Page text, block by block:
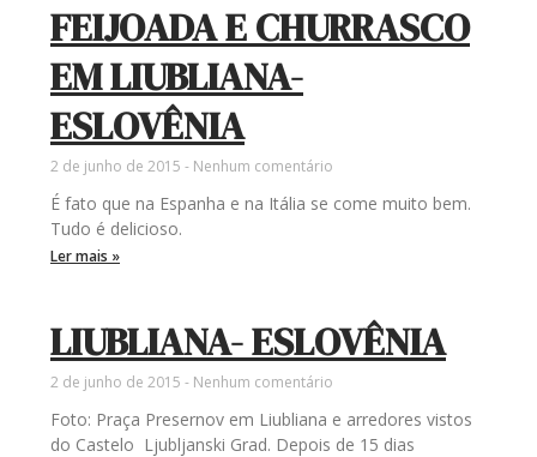
FEIJOADA E CHURRASCO
EM LIUBLIANA-
ESLOVÊNIA
2 de junho de 2015 Nenhum comentário
É fato que na Espanha e na Itália se come muito bem.
Tudo é delicioso.
Ler mais »
LIUBLIANA- ESLOVÊNIA
2 de junho de 2015 Nenhum comentário
Foto: Praça Presernov em Liubliana e arredores vistos
do Castelo Ljubljanski Grad. Depois de 15 dias